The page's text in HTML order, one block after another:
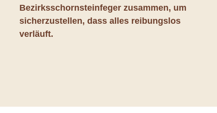
Bezirksschornsteinfeger zusammen, um
sicherzustellen, dass alles reibungslos
verläuft.